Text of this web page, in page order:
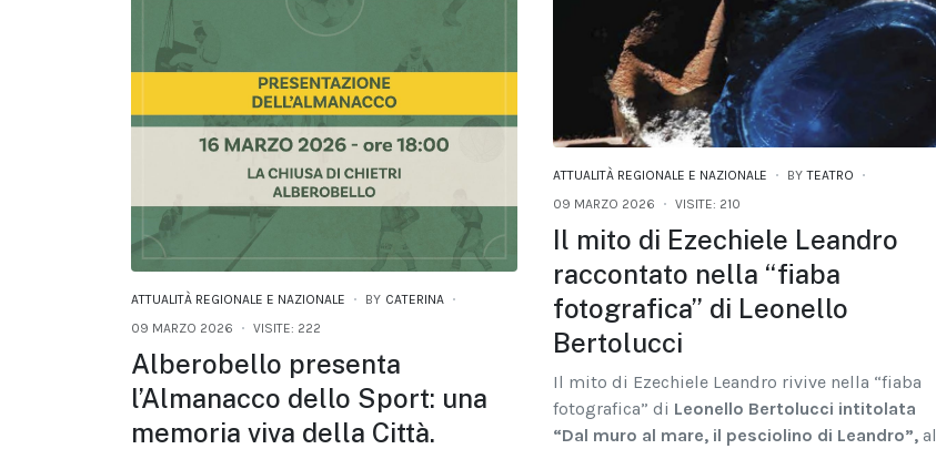
ATTUALITÀ REGIONALE E NAZIONALE BY CATERINA
09 MARZO 2026
VISITE: 222
Alberobello presenta
l’Almanacco dello Sport: una
memoria viva della Città.
ATTUALITÀ REGIONALE E NAZIONALE BY TEATRO
09 MARZO 2026
VISITE: 210
Il mito di Ezechiele Leandro
raccontato nella “fiaba
fotografica” di Leonello
Bertolucci
Il mito di Ezechiele Leandro rivive nella “fiaba
fotografica” di Leonello Bertolucci intitolata
“Dal muro al mare, il pesciolino di Leandro”, al